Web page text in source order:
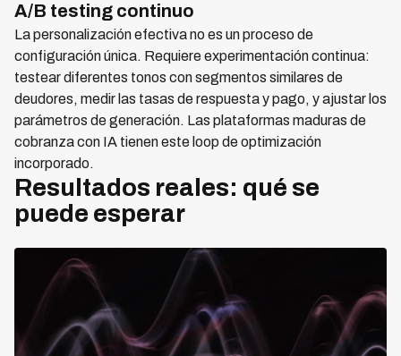
A/B testing continuo
La personalización efectiva no es un proceso de
configuración única. Requiere experimentación continua:
testear diferentes tonos con segmentos similares de
deudores, medir las tasas de respuesta y pago, y ajustar los
parámetros de generación. Las plataformas maduras de
cobranza con IA tienen este loop de optimización
incorporado.
Resultados reales: qué se
puede esperar